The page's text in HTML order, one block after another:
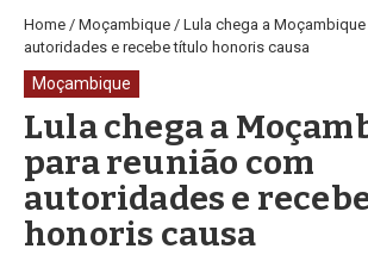
Home / Moçambique / Lula chega a
autoridades e recebe título honoris causa
Moçambique
Lula chega a
para reunião com
autoridades e
honoris causa